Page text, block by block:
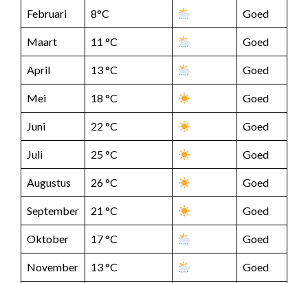
Februari 8°C Goed
Maart 11 °C Goed
April 13 °C Goed
Mei 18 °C Goed
Juni 22 °C Goed
Juli 25 °C Goed
Augustus 26 °C Goed
September 21 °C Goed
Oktober 17 °C Goed
November 13 °C Goed